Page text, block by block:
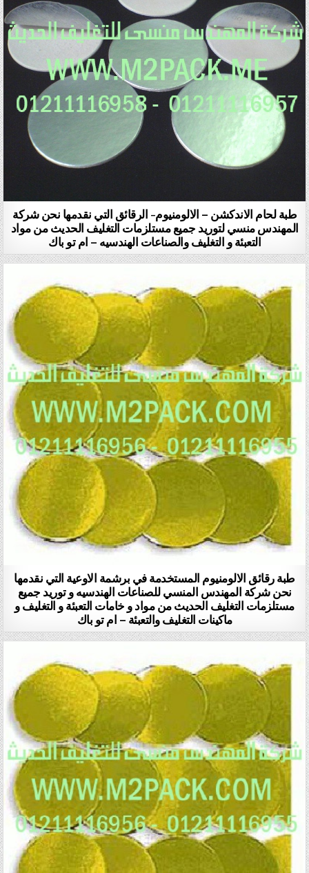
طبة لحام الاندكشن – الالومنيوم- الرقائق التي نقدمها نحن شركة
المهندس منسي لتوريد جميع مستلزمات التغليف الحديث من مواد
التعبئة و التغليف والصناعات الهندسيه – ام تو باك
طبة رقائق الالومنيوم المستخدمة في برشمة الاوعية التي نقدمها
نحن شركة المهندس المنسي للصناعات الهندسيه و توريد جميع
مستلزمات التغليف الحديث من مواد و خامات التعبئة و التغليف و
ماكينات التغليف والتعبئة – ام تو باك